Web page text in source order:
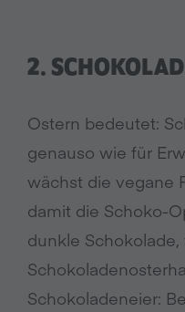
2.
Ostern bedeutet:
genauso wie für
wächst die vegane
damit die Schoko-
dunkle
Schokoladeneier: